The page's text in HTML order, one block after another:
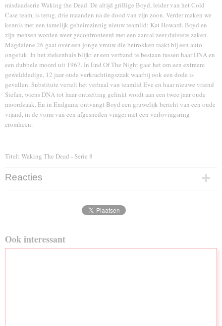
misdaadserie Waking the Dead. De altijd grillige Boyd, leider van het Cold
Case team, is terug, drie maanden na de dood van zijn zoon. Verder maken we
kennis met een tamelijk geheimzinnig nieuw teamlid: Kat Howard. Boyd en
zijn mensen worden weer geconfronteerd met een aantal zeer duistere zaken.
Magdalene 26 gaat over een jonge vrouw die betrokken raakt bij een auto-
ongeluk. In het ziekenhuis blijkt er een verband te bestaan tussen haar DNA en
een dubbele moord uit 1967. In End Of The Night gaat het om een extreem
gewelddadige, 12 jaar oude verkrachtingszaak waarbij ook een dode is
gevallen. Substitute vertelt het verhaal van teamlid Eve en haar nieuwe vriend
Stefan, wiens DNA tot haar ontzetting gelinkt wordt aan een twee jaar oude
moordzaak. En in Endgame ontvangt Boyd een gruwelijk bericht van een oude
vijand, in de vorm van een afgesneden vinger met een verlovingsring
eromheen.
Titel: Waking The Dead - Serie 8
Reacties
Ook interessant